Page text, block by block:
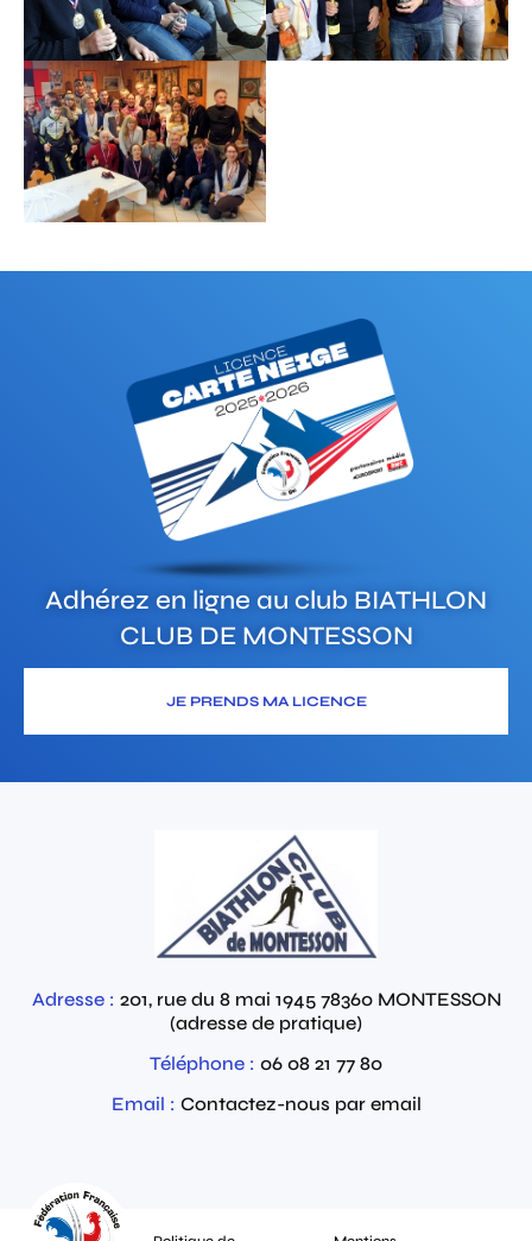
Adhérez en ligne au club BIATHLON
CLUB DE MONTESSON
JE PRENDS MA LICENCE
Adresse : 201, rue du 8 mai 1945 78360 MONTESSON
(adresse de pratique)
Téléphone : 06 08 21 77 80
Email : Contactez-nous par email